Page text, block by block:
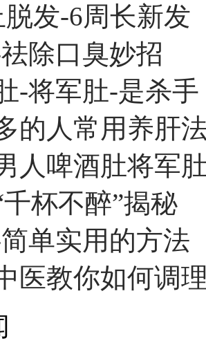
脱发-6周长新发
除口臭妙招
-将军肚-是杀手
的人常用养肝
人啤酒肚将军
杯不醉”揭秘
单实用的方法
医教你如何调